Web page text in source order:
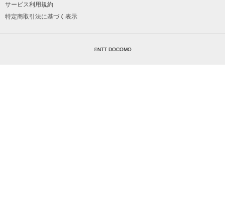
サービス利用規約
特定商取引法に基づく表示
©NTT DOCOMO